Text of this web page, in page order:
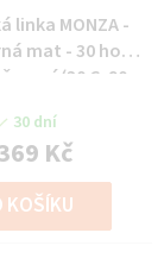
linka MONZA -
mat - 30 horní
(30 G-90
30 dní
Kč
KOŠÍKU